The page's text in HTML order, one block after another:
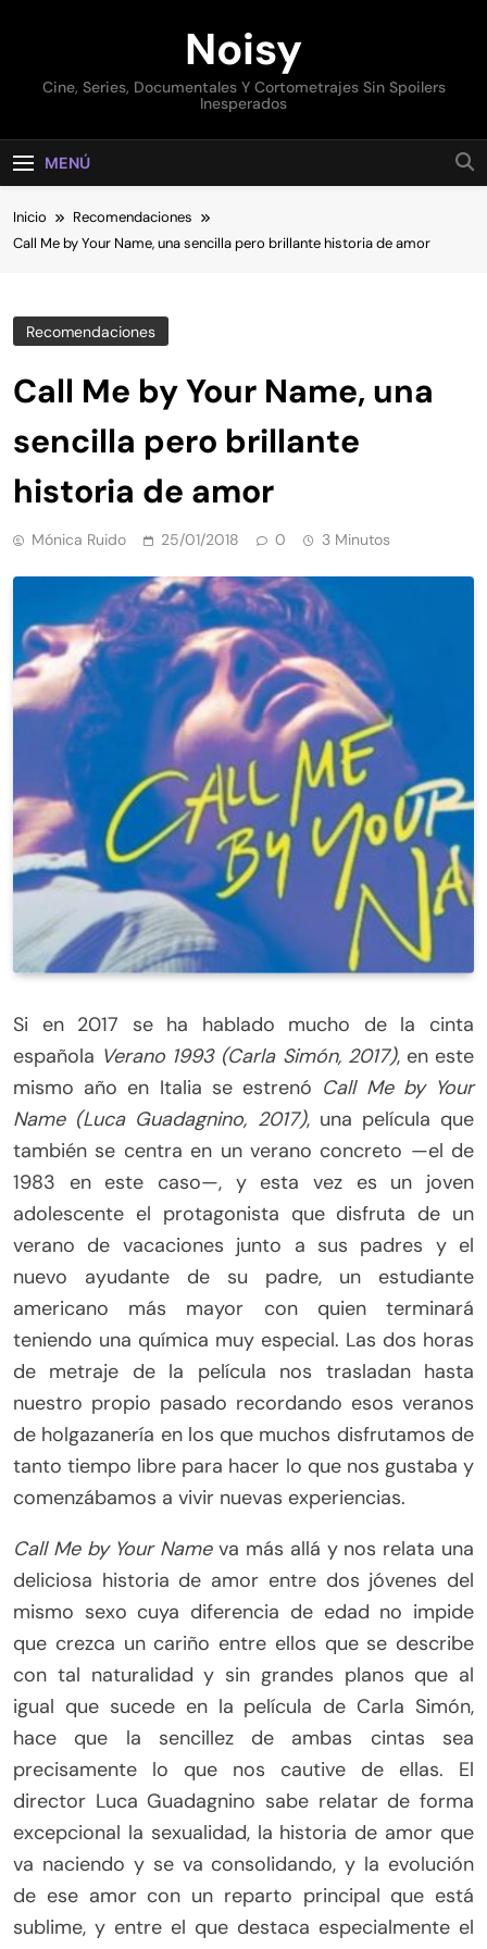
Noisy
Cine, Series, Documentales Y Cortometrajes Sin Spoilers
Inesperados
MENÚ
Inicio
Recomendaciones
Call Me by Your Name, una sencilla pero brillante historia de amor
Recomendaciones
Call Me by Your Name, una
sencilla pero brillante
historia de amor
Mónica Ruido 25/01/2018 0 3 Minutos
Si en 2017 se ha hablado mucho de la cinta
española Verano 1993 (Carla Simón, 2017), en este
mismo año en Italia se estrenó Call Me by Your
Name (Luca Guadagnino, 2017), una película que
también se centra en un verano concreto —el de
1983 en este caso—, y esta vez es un joven
adolescente el protagonista que disfruta de un
verano de vacaciones junto a sus padres y el
nuevo ayudante de su padre, un estudiante
americano más mayor con quien terminará
teniendo una química muy especial. Las dos horas
de metraje de la película nos trasladan hasta
nuestro propio pasado recordando esos veranos
de holgazanería en los que muchos disfrutamos de
tanto tiempo libre para hacer lo que nos gustaba y
comenzábamos a vivir nuevas experiencias.
Call Me by Your Nameva más allá y nos relata una
deliciosa historia de amor entre dos jóvenes del
mismo sexo cuya diferencia de edad no impide
que crezca un cariño entre ellos que se describe
con tal naturalidad y sin grandes planos que al
igual que sucede en la película de Carla Simón,
hace que la sencillez de ambas cintas sea
precisamente lo que nos cautive de ellas. El
director Luca Guadagnino sabe relatar de forma
excepcional la sexualidad, la historia de amor que
va naciendo y se va consolidando, y la evolución
de ese amor con un reparto principal que está
sublime, y entre el que destaca especialmente el